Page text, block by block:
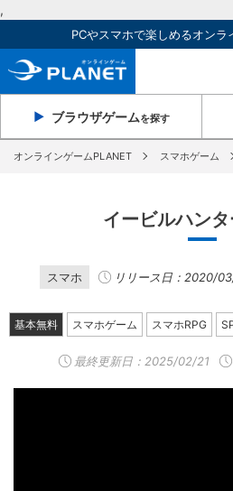
,
PCやスマホで楽しめるオンラ
ブラウザゲームを探す
オンラインゲームPLANET スマホゲーム
イービルハン
スマホ リリース日：2020/
基本無料 スマホゲーム スマホRPG
最終更新日： 2025/02/21